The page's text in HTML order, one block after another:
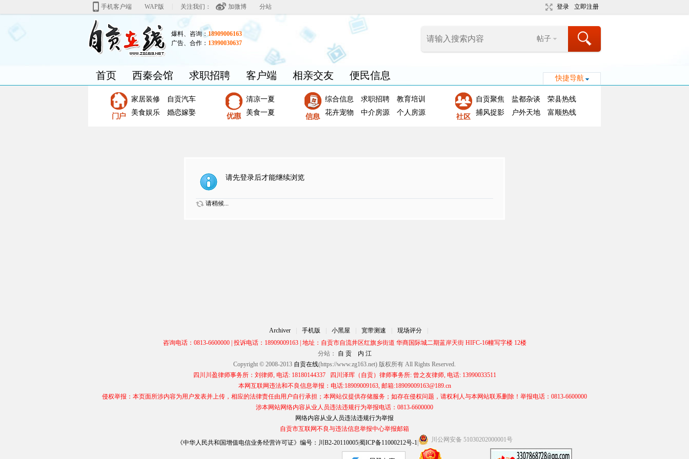
手机客户端 WAP版 关注我们： 加微博 分站 登录 立即注册
爆料、咨询：18909006163
广告、合作： 13990030637
帖子
快捷导航
首页 西秦会馆 求职招聘 客户端 相亲交友 便民信息
家居装修
自贡汽车
美食娱乐
婚恋嫁娶
清凉一夏
美食一夏
综合信息 求职招聘
教育培训
花卉宠物
中介房源 个人房源
自贡聚焦 盐都杂谈
荣县热线
捕风捉影
户外天地 富顺热线
请先登录后才能继续浏览
请稍候...
Archiver 手机版 小黑屋 宽带测速 现场评分
咨询电话：0813-6600000 | 投诉电话：18909009163 | 地址：自贡市自流井区红旗乡街道 华商国际城二期蓝岸天街 HIFC-16幢写字楼 12楼
分站：
自 贡
内 江
Copyright © 2008-2013 自贡在线(https://www.zg163.net) 版权所有 All Rights Reserved.
四川川盈律师事务所：刘律师, 电话: 18180144337 四川泽珲（自贡）律师事务所: 曾之友律师, 电话: 13990033511
本网互联网违法和不良信息举报：电话:18909009163, 邮箱:18909009163@189.cn
侵权举报：本页面所涉内容为用户发表并上传，相应的法律责任由用户自行承担；本网站仅提供存储服务；如存在侵权问题，请权利人与本网站联系删除！举报电话：0813-6600000
涉本网站网络内容从业人员违法违规行为举报电话：0813-6600000
网络内容从业人员违法违规行为举报
自贡市互联网不良与违法信息举报中心举报邮箱
《中华人民共和国增值电信业务经营许可证》编号：川B2-20110005|蜀ICP备11000212号-1 川公网安备 51030202000001号